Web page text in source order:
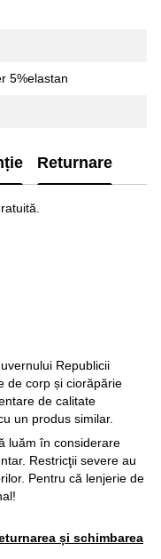
5%elastan
Returnare
Republicii
de corp și ciorăpărie
de calitate
un produs similar.
luăm în considerare
Restricţii severe au
Pentru că lenjerie de
și schimbarea